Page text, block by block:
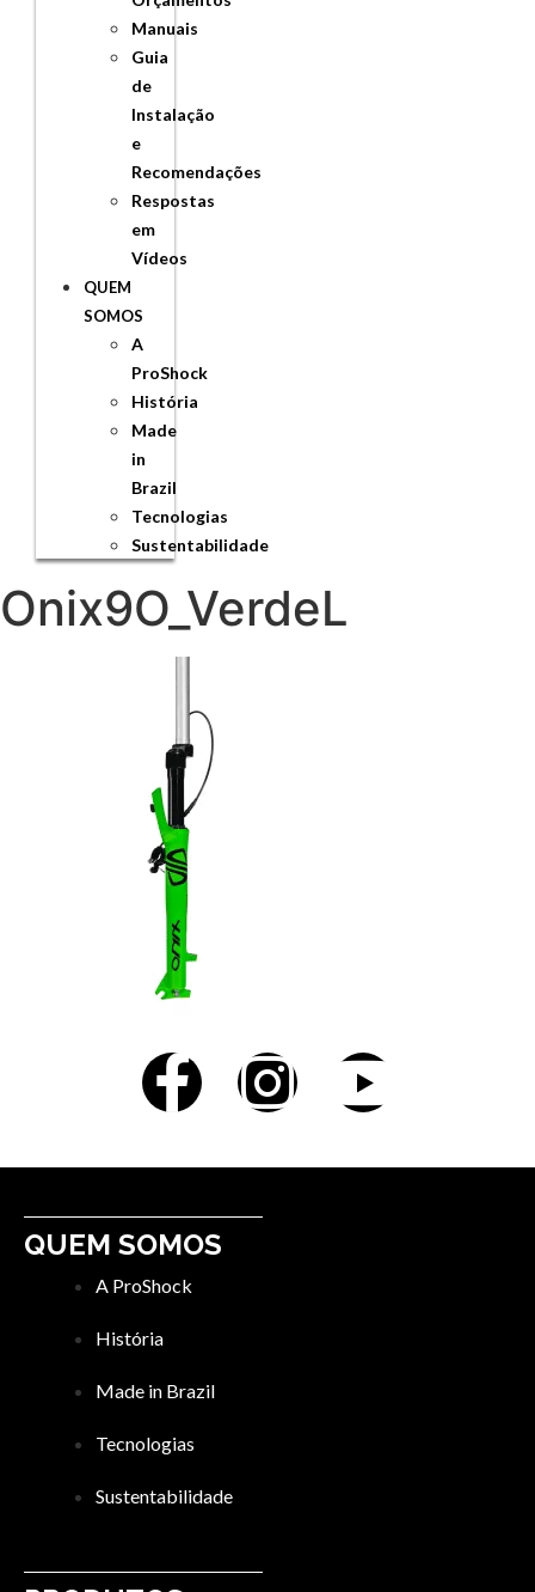
Manuais
Guia
de
Instalação
e
Recomendações
Respostas
em
Vídeos
QUEM
SOMOS
A
ProShock
História
Made
in
Brazil
Tecnologias
Sustentabilidade
Onix9O_VerdeL
QUEM SOMOS
A ProShock
História
Made in Brazil
Tecnologias
Sustentabilidade